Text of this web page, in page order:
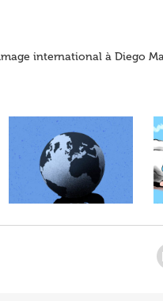
international à Diego